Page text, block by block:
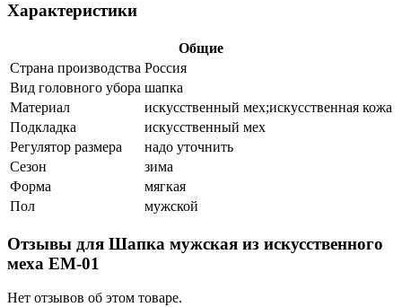
Характеристики
Общие
Страна производства Россия
Вид головного убора шапка
Материал
искусственный мех;искусственная кожа
Подкладка
искусственный мех
Регулятор размера
надо уточнить
Сезон
зима
Форма
мягкая
Пол
мужской
Отзывы для Шапка мужская из искусственного
меха ЕМ-01
Нет отзывов об этом товаре.